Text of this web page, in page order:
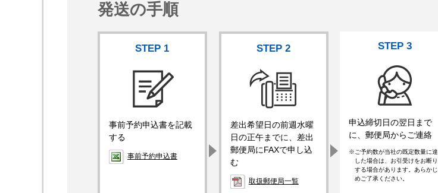
発送の手順
STEP 1
事前予約申込書を記載
する
事前予約申込書
STEP2
差出希望日の前週水曜
日の正午までに、差出
郵便局にFAXで申し込
む
取扱郵便局一覧
STEP 3
申込締切日の翌日まで
に、郵便局からご連絡
ご予約数が当社の既定数量に達
した場合は、お引受けをお断り
する場合があります。あらかじ
めご了承ください。